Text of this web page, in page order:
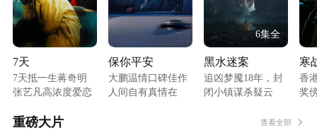
7天
7天抵一生蒋奇明
张艺凡高浓度爱恋
保你平安
大鹏温情口碑佳作
人间自有真情在
6集全
黑水迷案
追凶梦魇18年，封
闭小镇谋杀疑云
寒
香
奖
重磅大片 查看全部